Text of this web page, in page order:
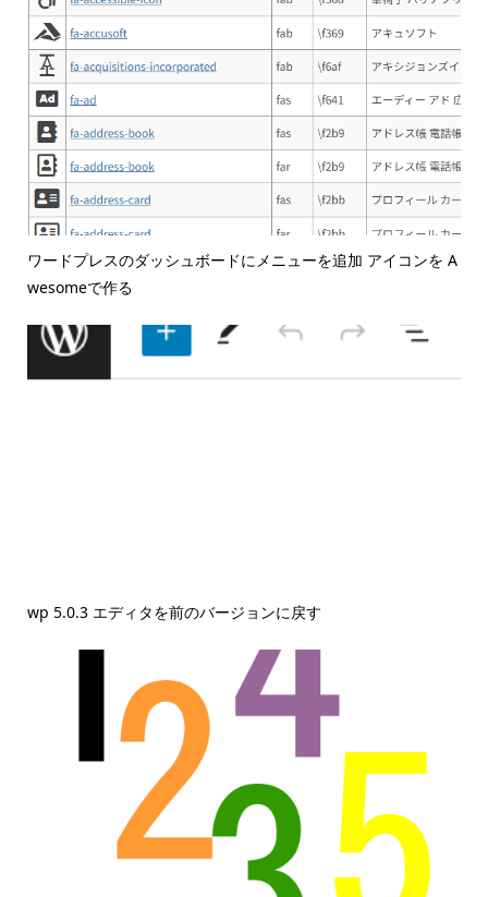
ワードプレスのダッシュボードにメニューを追加 アイコンを A
wesomeで作る
wp 5.0.3 エディタを前のバージョンに戻す